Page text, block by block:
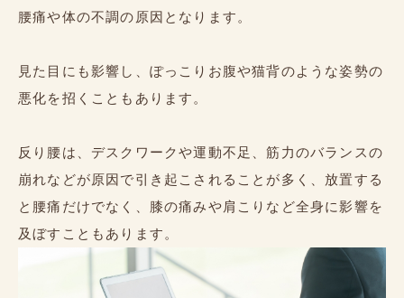
腰痛や体の不調の原因となります。
見た目にも影響し、ぽっこりお腹や猫背のような姿勢の
悪化を招くこともあります。
反り腰は、デスクワークや運動不足、筋力のバランスの
崩れなどが原因で引き起こされることが多く、放置する
と腰痛だけでなく、膝の痛みや肩こりなど全身に影響を
及ぼすこともあります。